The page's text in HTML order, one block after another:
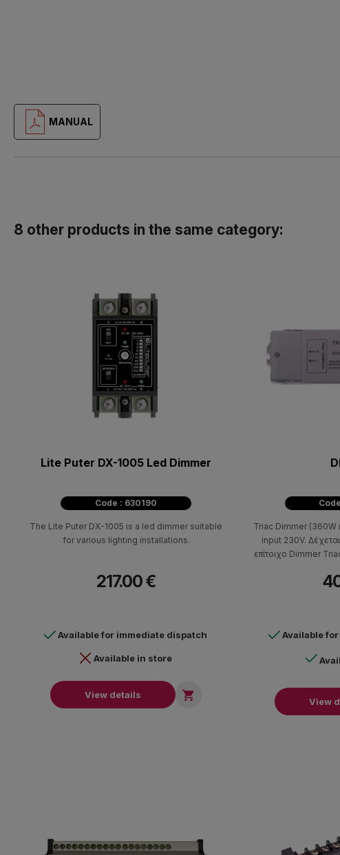
MANUAL
8 other products in the same category:
Lite Puter DX-1005 Led Dimmer
Code : 630190
The Lite Puter DX-1005 is a led dimmer suitable
for various lighting installations.
217.00 €
Available for immediate dispatch
Available in store
View details 
Triac Dimmer (360W
input 230V.
επίτοιχο Dimmer
καταλληλο όπου
Available
View